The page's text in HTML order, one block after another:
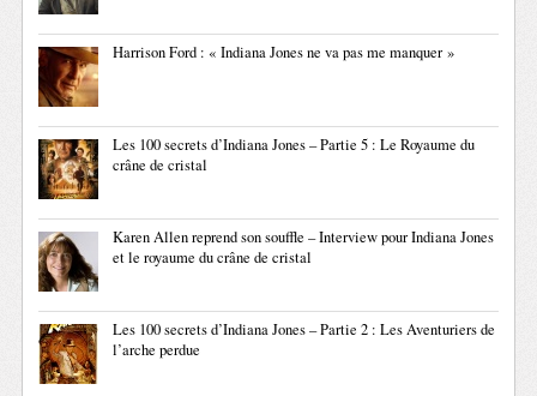
Harrison Ford : « Indiana Jones ne va pas me manquer »
Les 100 secrets d’Indiana Jones – Partie 5 : Le Royaume du
crâne de cristal
Karen Allen reprend son souffle – Interview pour Indiana Jones
et le royaume du crâne de cristal
Les 100 secrets d’Indiana Jones – Partie 2 : Les Aventuriers de
l’arche perdue